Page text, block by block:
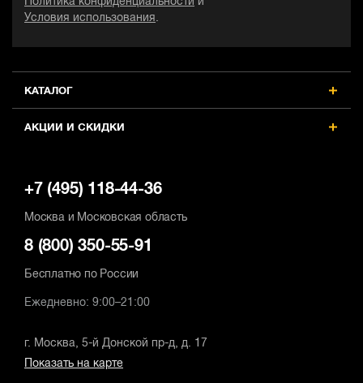
КАТАЛОГ
АКЦИИ И СКИДКИ
Условия использования.
+7 (495) 118-44-36
Москва и Московская область
8 (800) 350-55-91
Бесплатно по России
Ежедневно: 9:00–21:00
г. Москва, 5-й Донской пр-д, д. 17
Показать на карте